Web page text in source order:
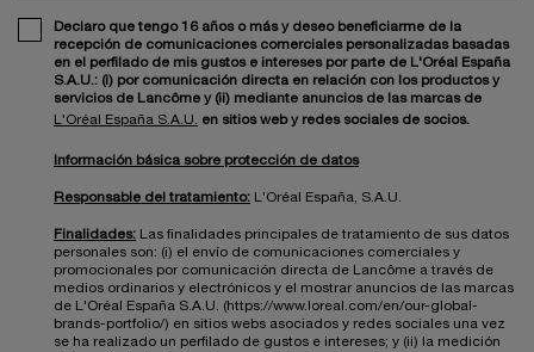
Declaro que tengo 16 años o más y deseo beneficiarme de la
recepción de comunicaciones comerciales personalizadas basadas
en el perfilado de mis gustos e intereses por parte de L'Oréal España
S.A.U.: (i) por comunicación directa en relación con los productos y
servicios de Lancôme y (ii) mediante anuncios de las marcas de
L'Oréal España S.A.U. en sitios web y redes sociales de socios.
Información básica sobre protección de datos
Responsable del tratamiento: L'Oréal España, S.A.U.
Finalidades: Las finalidades principales de tratamiento de sus datos
personales son: (i) el envío de comunicaciones comerciales y
promocionales por comunicación directa de Lancôme a través de
medios ordinarios y electrónicos y el mostrar anuncios de las marcas
de L'Oréal España S.A.U. (https://www.loreal.com/en/our-global-
brands-portfolio/) en sitios webs asociados y redes sociales una vez
se ha realizado un perfilado de gustos e intereses; y (ii) la medición